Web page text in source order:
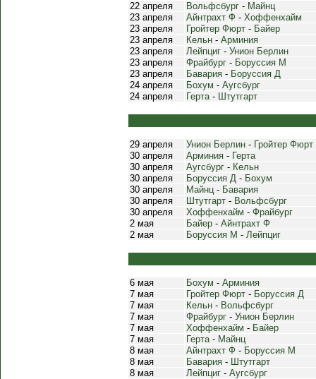
22 апреля Вольфсбург - Майнц
23 апреля
Айнтрахт Ф - Хоффенхайм
23 апреля
Гройтер Фюрт - Байер
23 апреля
Кельн - Арминия
23 апреля
Лейпциг - Унион Берлин
23 апреля
Фрайбург - Боруссия М
23 апреля
Бавария - Боруссия Д
24 апреля
Бохум - Аугсбург
24 апреля
Герта- Штутгарт
29 апреля Унион Берлин - Гройтер Фюрт
30 апреля
Арминия - Герта
30 апреля
Аугсбург - Кельн
30 апреля
Боруссия Д - Бохум
30 апреля
Майнц- Бавария
30 апреля
Штутгарт - Вольфсбург
30 апреля
Хоффенхайм - Фрайбург
2 мая
Байер - Айнтрахт Ф
2 мая
Боруссия М - Лейпциг
6 мая Бохум - Арминия
7 мая
Гройтер Фюрт - Боруссия Д
7 мая
Кельн - Вольфсбург
7 мая
Фрайбург - Унион Берлин
7 мая
Хоффенхайм - Байер
7 мая
Герта- Майнц
8 мая
Айнтрахт Ф - Боруссия М
8 мая
Бавария - Штутгарт
8 мая
Лейпциг - Аугсбург